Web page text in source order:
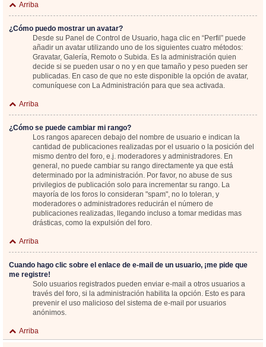
Arriba
¿Cómo puedo mostrar un avatar?
Desde su Panel de Control de Usuario, haga clic en “Perfil” puede
añadir un avatar utilizando uno de los siguientes cuatro métodos:
Gravatar, Galería, Remoto o Subida. Es la administración quien
decide si se pueden usar o no y en que tamaño y peso pueden ser
publicadas. En caso de que no este disponible la opción de avatar,
comuníquese con La Administración para que sea activada.
Arriba
¿Cómo se puede cambiar mi rango?
Los rangos aparecen debajo del nombre de usuario e indican la
cantidad de publicaciones realizadas por el usuario o la posición del
mismo dentro del foro, e.j. moderadores y administradores. En
general, no puede cambiar su rango directamente ya que está
determinado por la administración. Por favor, no abuse de sus
privilegios de publicación solo para incrementar su rango. La
mayoría de los foros lo consideran "spam", no lo toleran, y
moderadores o administradores reducirán el número de
publicaciones realizadas, llegando incluso a tomar medidas mas
drásticas, como la expulsión del foro.
Arriba
Cuando hago clic sobre el enlace de e-mail de un usuario, ¡me pide que
me registre!
Solo usuarios registrados pueden enviar e-mail a otros usuarios a
través del foro, si la administración habilita la opción. Esto es para
prevenir el uso malicioso del sistema de e-mail por usuarios
anónimos.
Arriba